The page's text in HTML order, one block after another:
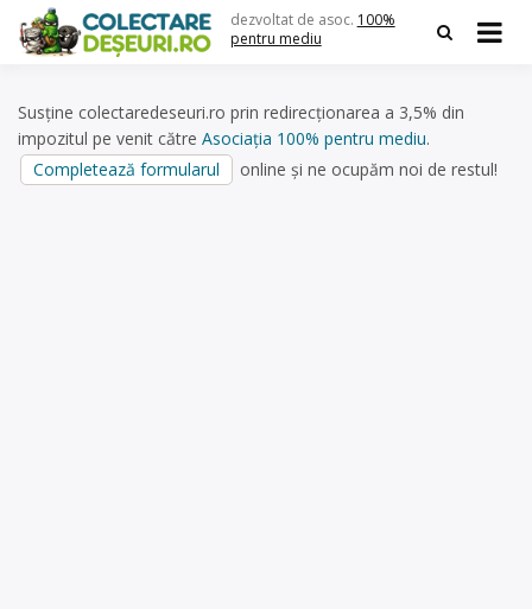
content
dezvoltat de asoc. 100%
pentru mediu
Susține colectaredeseuri.ro prin redirecționarea a 3,5% din
impozitul pe venit către Asociația 100% pentru mediu.
Completează formularul
online și ne ocupăm noi de restul!